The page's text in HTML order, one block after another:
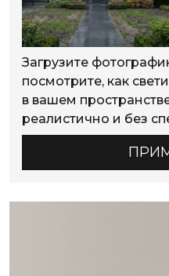
Загрузите
посмотрите, как
в вашем
реалистично и без